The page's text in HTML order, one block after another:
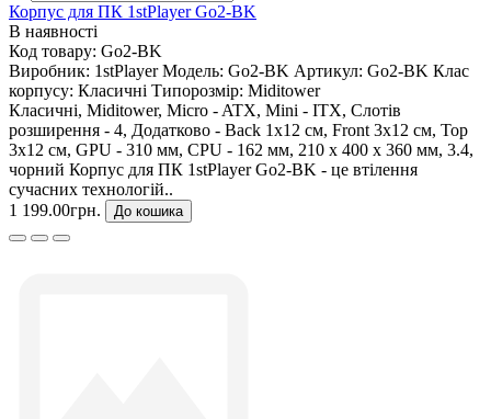
Корпус для ПК 1stPlayer Go2-BK
В наявності
Код товару: Go2-BK
Виробник: 1stPlayer Модель: Go2-BK Артикул: Go2-BK Клас
корпусу: Класичні Типорозмір: Miditower
Класичні, Miditower, Micro - ATX, Mini - ITX, Слотів
розширення - 4, Додатково - Back 1x12 см, Front 3x12 см, Top
3x12 см, GPU - 310 мм, CPU - 162 мм, 210 х 400 х 360 мм, 3.4,
чорний Корпус для ПК 1stPlayer Go2-BK - це втілення
сучасних технологій..
1 199.00грн.
До кошика